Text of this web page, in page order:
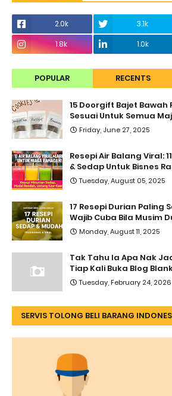
2.0k 3.1k
1.8k
1.0k
POPULAR RECENTS
15 Doorgift Bajet Bawah
Sesuai Untuk Semua
Friday, June 27, 2025
Resepi Air Balang Viral:
& Sedap Untuk Bisnes
Tuesday, August 05, 2025
17 Resepi Durian Paling
Wajib Cuba Bila Musim
Monday, August 11, 2025
Tak Tahu la Apa Nak
Tiap Kali Buka Blog
Tuesday, February 24, 2026
SERVIS TOLONG BELI BARANG